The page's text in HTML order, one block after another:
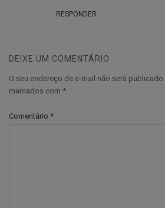
RESPONDER
DEIXE UM COMENTÁRIO
O seu endereço de e-mail não será publicado.
marcados com *
Comentário *